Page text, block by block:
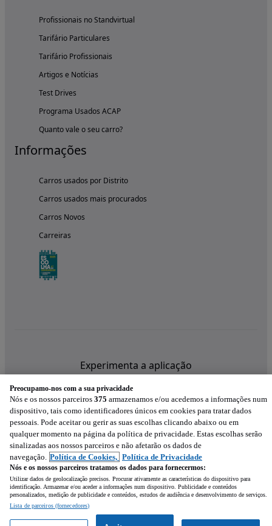
Profissionais no Standvirtual
Tarifário Particulares
Tarifário Profissionais
Artigos e Notícias
Test Drives
Programa Usados ACAP
Quanto vale o seu carro?
Informações
Carros usados por Distrito
Carros usados mais procurados
Carros Novos
Carreiras
Experimenta a aplicação
Preocupamo-nos com a sua privacidade
Nós e os nossos parceiros 375 armazenamos e/ou acedemos a informações num
dispositivo, tais como identificadores únicos em cookies para tratar dados
pessoais. Pode aceitar ou gerir as suas escolhas clicando abaixo ou em
qualquer momento na página da política de privacidade. Estas escolhas serão
sinalizadas aos nossos parceiros e não afetarão os dados de
navegação. Política de Cookies, Política de Privacidade
Nós e os nossos parceiros tratamos os dados para fornecermos:
Utilizar dados de geolocalização precisos. Procurar ativamente as características do dispositivo para
identificação. Armazenar e/ou aceder a informações num dispositivo. Publicidade e conteúdos
personalizados, medição de publicidade e conteúdos, estudos de audiência e desenvolvimento de serviços.
Lista de parceiros (fornecedores)